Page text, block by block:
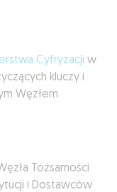
Cyfryzacji w
kluczy i
Węzłem
Tożsamości
i Dostawców